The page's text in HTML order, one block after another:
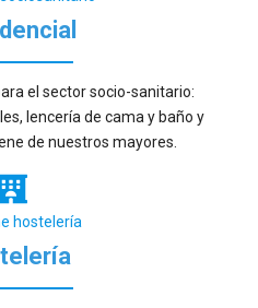
el sector socio-sanitario:
lencería de cama y baño y
de nuestros mayores.
hostelería